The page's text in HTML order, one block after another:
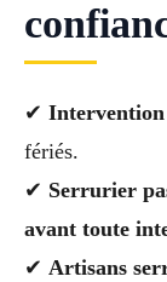
✔ Intervention
fériés.
✔ Serrurier
avant toute
✔ Artisans